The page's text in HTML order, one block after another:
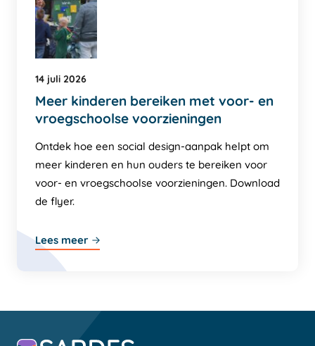
14 juli 2026
Meer kinderen bereiken met voor- en
vroegschoolse voorzieningen
Ontdek hoe een social design-aanpak helpt om
meer kinderen en hun ouders te bereiken voor
voor- en vroegschoolse voorzieningen. Download
de flyer.
Lees meer